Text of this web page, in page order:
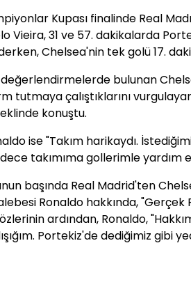
Kupası finalinde Real
Vieira, 31 ve 57. dakikalarda
Chelsea'nin tek golü 17.
değerlendirmelerde bulunan
tutmaya çalıştıklarını
konuştu.
ise "Takım harikaydı.
takımıma gollerimle yardım
başında Real Madrid'ten
Ronaldo hakkında, "Gerçek
ardından, Ronaldo,
Portekiz'de dediğimiz gibi